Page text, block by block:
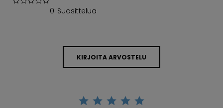
0 Suosittelua
KIRJOITA ARVOSTELU